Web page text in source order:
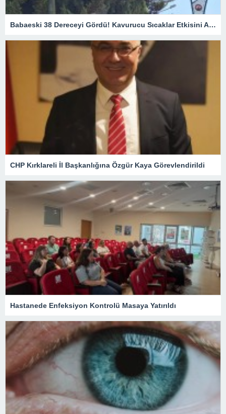
Babaeski 38 Dereceyi Gördü! Kavurucu Sıcaklar Etkisini Artırıyor
CHP Kırklareli İl Başkanlığına Özgür Kaya Görevlendirildi
Hastanede Enfeksiyon Kontrolü Masaya Yatırıldı